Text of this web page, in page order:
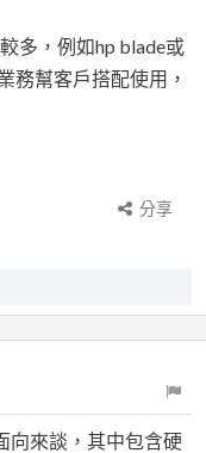
多，例如hp blade或
務幫客戶搭配使用，
分享
向來談，其中包含硬